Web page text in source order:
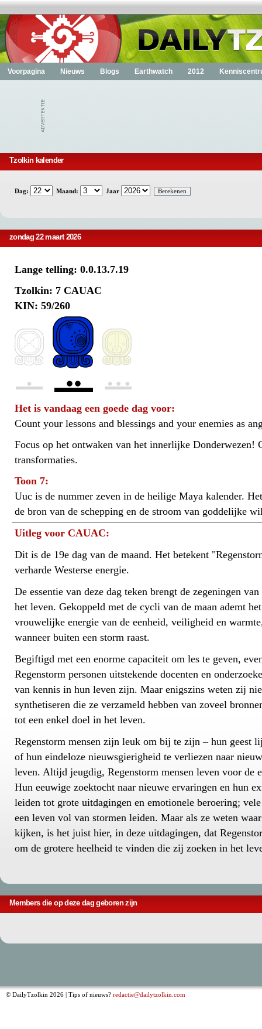
Voorpagina Nieuws Blogs Earthwatch 2012
Tzolkin kalender
Dag: Maand: Jaar
zondag 22 maart 2026
Lange telling: 0.0.13.7.19
Tzolkin: 7 CAUAC
KIN: 59/260
Het is vandaag een goede dag voor:
Count your lessons and blessings and your enemies as
Focus op het ontwaken van het innerlijke Donderwezen!
transformaties.
Toon 7:
Uuc is de nummer zeven in de heilige Maya kalender.
de bron van de schepping en de stroom van goddelijke
Uitleg voor CAUAC:
Dit is de 19e dag van de maand. Het betekent
verharde Westerse energie.
De essentie van deze dag teken brengt de zegeningen
het leven. Gekoppeld met de cycli van de maan ademt
vrouwelijke energie van de eenheid, veiligheid en
wanneer buiten een storm raast.
Begiftigd met een enorme capaciteit om les te geven,
Regenstorm personen uitstekende docenten en
van kennis in hun leven zijn. Maar enigszins weten zij
synthetiseren die ze verzameld hebben van zoveel
tot een enkel doel in het leven.
Regenstorm mensen zijn leuk om bij te zijn – hun geest
of hun eindeloze nieuwsgierigheid te verliezen naar
leven. Altijd jeugdig, Regenstorm mensen leven voor de
Hun eeuwige zoektocht naar nieuwe ervaringen en hun
leiden tot grote uitdagingen en emotionele beroering;
een leven vol van stormen leiden. Maar als ze weten
kijken, is het juist hier, in deze uitdagingen, dat
om de grotere heelheid te vinden die zij zoeken in het
Members die op deze dag geboren zijn
© DailyTzolkin 2026 | Tips of nieuws? redactie@dailytzolkin.com